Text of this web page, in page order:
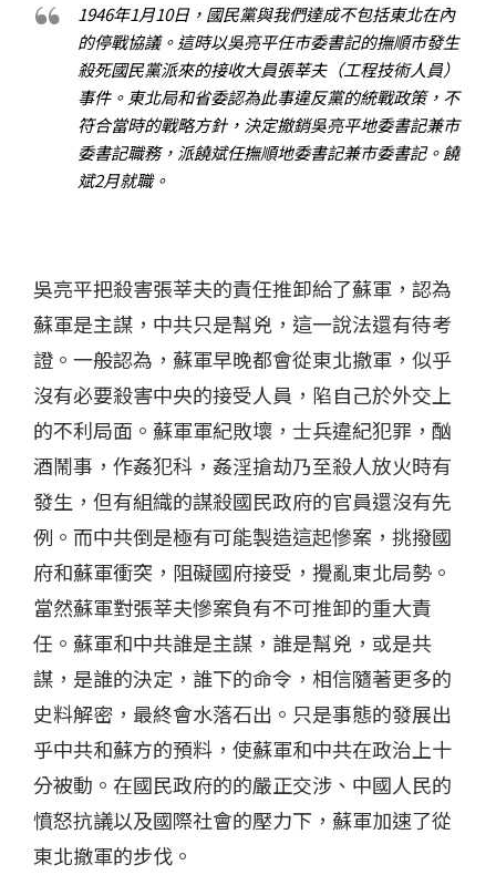
1946年1月10日，國民黨與我們達成不包括東北在內
的停戰協議。這時以吳亮平任市委書記的撫順市發生
殺死國民黨派來的接收大員張莘夫（工程技術人員）
事件。東北局和省委認為此事違反黨的統戰政策，不
符合當時的戰略方針，決定撤銷吳亮平地委書記兼市
委書記職務，派饒斌任撫順地委書記兼市委書記。饒
斌2月就職。
吳亮平把殺害張莘夫的責任推卸給了蘇軍，認為
蘇軍是主謀，中共只是幫兇，這一說法還有待考
證。一般認為，蘇軍早晚都會從東北撤軍，似乎
沒有必要殺害中央的接受人員，陷自己於外交上
的不利局面。蘇軍軍紀敗壞，士兵違紀犯罪，酗
酒鬧事，作姦犯科，姦淫搶劫乃至殺人放火時有
發生，但有組織的謀殺國民政府的官員還沒有先
例。而中共倒是極有可能製造這起慘案，挑撥國
府和蘇軍衝突，阻礙國府接受，攪亂東北局勢。
當然蘇軍對張莘夫慘案負有不可推卸的重大責
任。蘇軍和中共誰是主謀，誰是幫兇，或是共
謀，是誰的決定，誰下的命令，相信隨著更多的
史料解密，最終會水落石出。只是事態的發展出
乎中共和蘇方的預料，使蘇軍和中共在政治上十
分被動。在國民政府的的嚴正交涉、中國人民的
憤怒抗議以及國際社會的壓力下，蘇軍加速了從
東北撤軍的步伐。